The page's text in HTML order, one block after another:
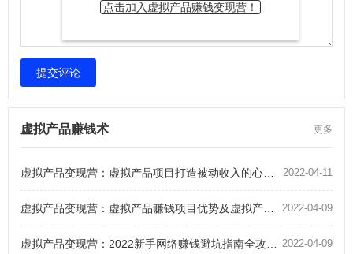
提交评论
虚拟产品赚钱术 更多
2022-04-11
虚拟产品变现营：虚拟产品项目打造被动收入的心得方法
2022-04-09
虚拟产品变现营：虚拟产品赚钱项目优势及虚拟产品赚钱项目有哪些
2022-04-09
虚拟产品变现营：2022新手网络赚钱避坑指南全攻略！附2万字实操精华
点击加入虚拟产品赚钱变现营！